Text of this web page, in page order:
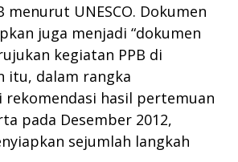
menurut UNESCO. Dokumen
juga menjadi “dokumen
kegiatan PPB di
itu, dalam rangka
rekomendasi hasil pertemuan
pada Desember 2012,
sejumlah langkah